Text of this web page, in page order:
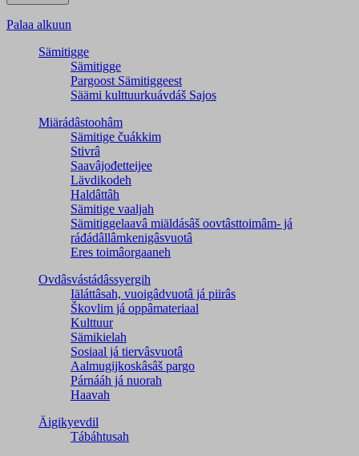
Palaa alkuun
Sämitigge
Sämitigge
Pargoost Sämitiggeest
Säämi kulttuurkuávdáš Sajos
Miärádâstoohâm
Sämitige čuákkim
Stivrâ
Saavâjođetteijee
Lävdikodeh
Haldâttâh
Sämitige vaaljah
Sämitiggelaavâ miäldásâš oovtâsttoimâm- já
ráđádâllâmkenigâsvuotâ
Eres toimâorgaaneh
Ovdâsvástádâssyergih
Iäláttâsah, vuoigâdvuotâ já piirâs
Škovlim já oppâmateriaal
Kulttuur
Sämikielah
Sosiaal já tiervâsvuotâ
Aalmugijkoskâsâš pargo
Párnááh já nuorah
Haavah
Äigikyevdil
Tábáhtusah